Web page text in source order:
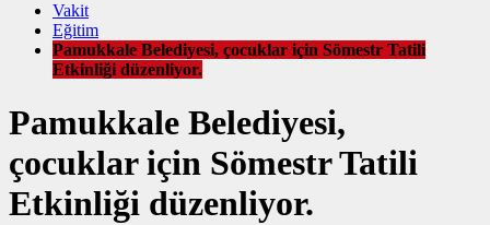
Vakit
Eğitim
Pamukkale Belediyesi, çocuklar için Sömestr Tatili
Etkinliği düzenliyor.
Pamukkale Belediyesi,
çocuklar için Sömestr Tatili
Etkinliği düzenliyor.